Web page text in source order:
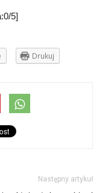
5]
Drukuj
Następny artykuł